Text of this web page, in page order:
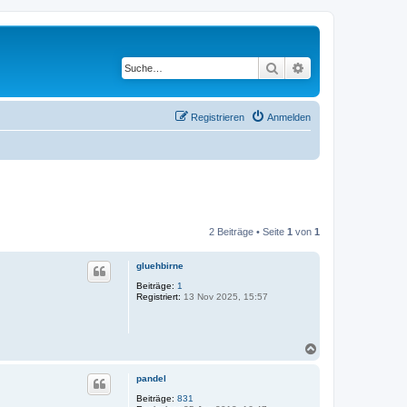
Suche
Anmelden
Registrieren
2 Beiträge • Seite 1 von 1
gluehbirne
Beiträge: 1
Registriert: 13 Nov 2025, 15:57
pandel
Beiträge: 831